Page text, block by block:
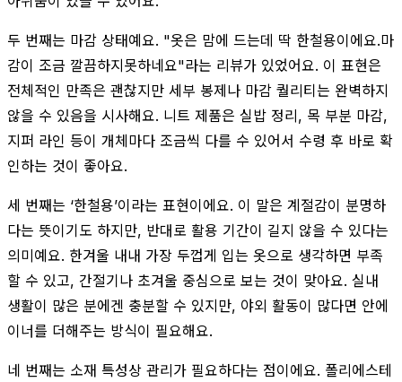
두 번째는 마감 상태예요. "옷은 맘에 드는데 딱 한철용이에요.마
감이 조금 깔끔하지못하네요"라는 리뷰가 있었어요. 이 표현은
전체적인 만족은 괜찮지만 세부 봉제나 마감 퀄리티는 완벽하지
않을 수 있음을 시사해요. 니트 제품은 실밥 정리, 목 부분 마감,
지퍼 라인 등이 개체마다 조금씩 다를 수 있어서 수령 후 바로 확
인하는 것이 좋아요.
세 번째는 ‘한철용’이라는 표현이에요. 이 말은 계절감이 분명하
다는 뜻이기도 하지만, 반대로 활용 기간이 길지 않을 수 있다는
의미예요. 한겨울 내내 가장 두껍게 입는 옷으로 생각하면 부족
할 수 있고, 간절기나 초겨울 중심으로 보는 것이 맞아요. 실내
생활이 많은 분에겐 충분할 수 있지만, 야외 활동이 많다면 안에
이너를 더해주는 방식이 필요해요.
네 번째는 소재 특성상 관리가 필요하다는 점이에요. 폴리에스테